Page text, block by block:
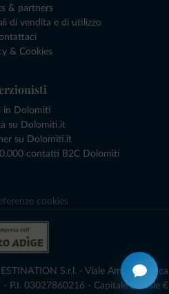
& partners
di vendita e di utilizzo
& Cookies
in Dolomiti
su Dolomiti.it
su Dolomiti.it
contatti B2C Dolomiti
cookies
S.r.l. - Viale Amedeo Duca
P.I. 03027860216 - Capitale Sociale €